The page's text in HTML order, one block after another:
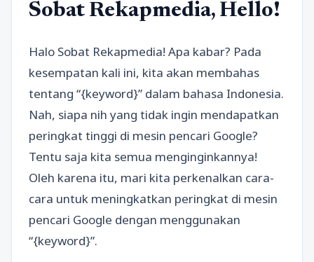
Sobat Rekapmedia, Hello!
Halo Sobat Rekapmedia! Apa kabar? Pada
kesempatan kali ini, kita akan membahas
tentang “{keyword}” dalam bahasa Indonesia.
Nah, siapa nih yang tidak ingin mendapatkan
peringkat tinggi di mesin pencari Google?
Tentu saja kita semua menginginkannya!
Oleh karena itu, mari kita perkenalkan cara-
cara untuk meningkatkan peringkat di mesin
pencari Google dengan menggunakan
“{keyword}”.